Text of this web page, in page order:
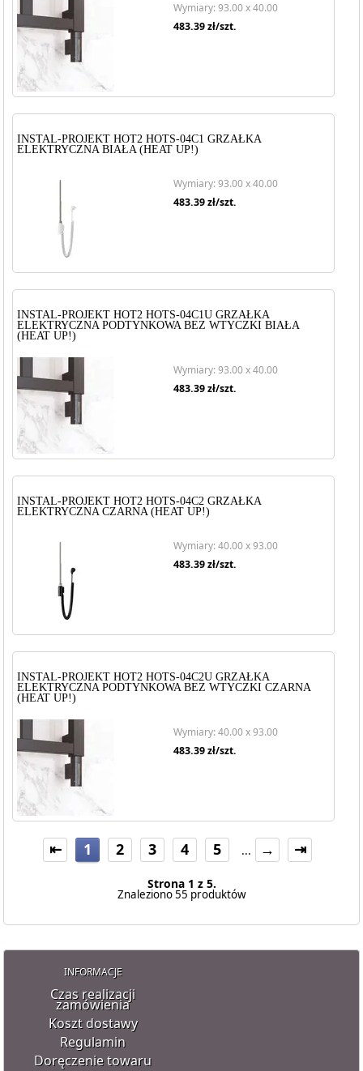
Wymiary: 93.00 x 40.00
483.39zł/szt.
INSTAL-PROJEKT HOT2 HOTS-04C1 GRZAŁKA
ELEKTRYCZNA BIAŁA (HEAT UP!)
Wymiary: 93.00 x 40.00
483.39zł/szt.
INSTAL-PROJEKT HOT2 HOTS-04C1U GRZAŁKA
ELEKTRYCZNA PODTYNKOWA BEZ WTYCZKI BIAŁA
(HEAT UP!)
Wymiary: 93.00 x 40.00
483.39zł/szt.
INSTAL-PROJEKT HOT2 HOTS-04C2 GRZAŁKA
ELEKTRYCZNA CZARNA (HEAT UP!)
Wymiary: 40.00 x 93.00
483.39zł/szt.
INSTAL-PROJEKT HOT2 HOTS-04C2U GRZAŁKA
ELEKTRYCZNA PODTYNKOWA BEZ WTYCZKI CZARNA
(HEAT UP!)
Wymiary: 40.00 x 93.00
483.39zł/szt.
⇤ 1 2 3 4 5 ... → ⇥
Strona 1 z 5.
Znaleziono 55 produktów
INFORMACJE
Czas realizacji
zamówienia
Koszt dostawy
Regulamin
Doręczenie towaru